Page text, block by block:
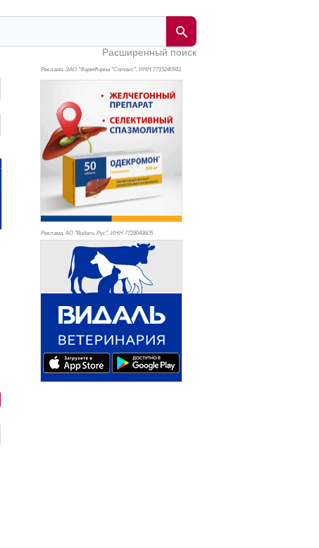
Расширенный поиск
Реклама. ЗАО "ФармФирма "Сотекс", ИНН 7715240941
Реклама. АО "Видаль Рус", ИНН 7728043605